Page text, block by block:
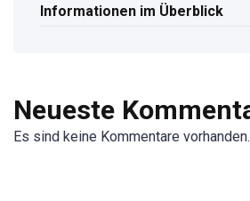
Informationen im Überblick
Neueste
Es sind keine Kommentare vorhanden.